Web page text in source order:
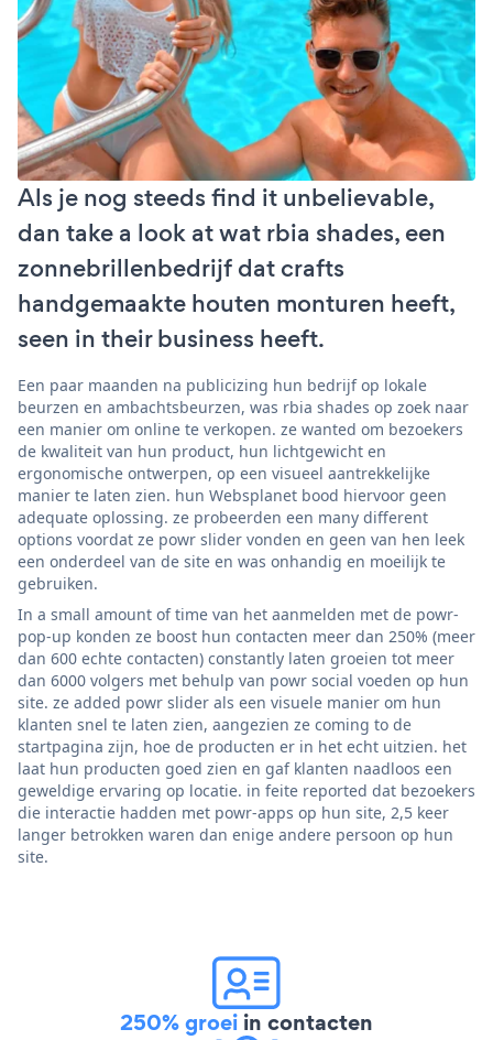
Als je nog steeds find it unbelievable,
dan take a look at wat rbia shades, een
zonnebrillenbedrijf dat crafts
handgemaakte houten monturen heeft,
seen in their business heeft.
Een paar maanden na publicizing hun bedrijf op lokale
beurzen en ambachtsbeurzen, was rbia shades op zoek naar
een manier om online te verkopen. ze wanted om bezoekers
de kwaliteit van hun product, hun lichtgewicht en
ergonomische ontwerpen, op een visueel aantrekkelijke
manier te laten zien. hun Websplanet bood hiervoor geen
adequate oplossing. ze probeerden een many different
options voordat ze powr slider vonden en geen van hen leek
een onderdeel van de site en was onhandig en moeilijk te
gebruiken.
In a small amount of time van het aanmelden met de powr-
pop-up konden ze boost hun contacten meer dan 250% (meer
dan 600 echte contacten) constantly laten groeien tot meer
dan 6000 volgers met behulp van powr social voeden op hun
site. ze added powr slider als een visuele manier om hun
klanten snel te laten zien, aangezien ze coming to de
startpagina zijn, hoe de producten er in het echt uitzien. het
laat hun producten goed zien en gaf klanten naadloos een
geweldige ervaring op locatie. in feite reported dat bezoekers
die interactie hadden met powr-apps op hun site, 2,5 keer
langer betrokken waren dan enige andere persoon op hun
site.
250% groei in contacten